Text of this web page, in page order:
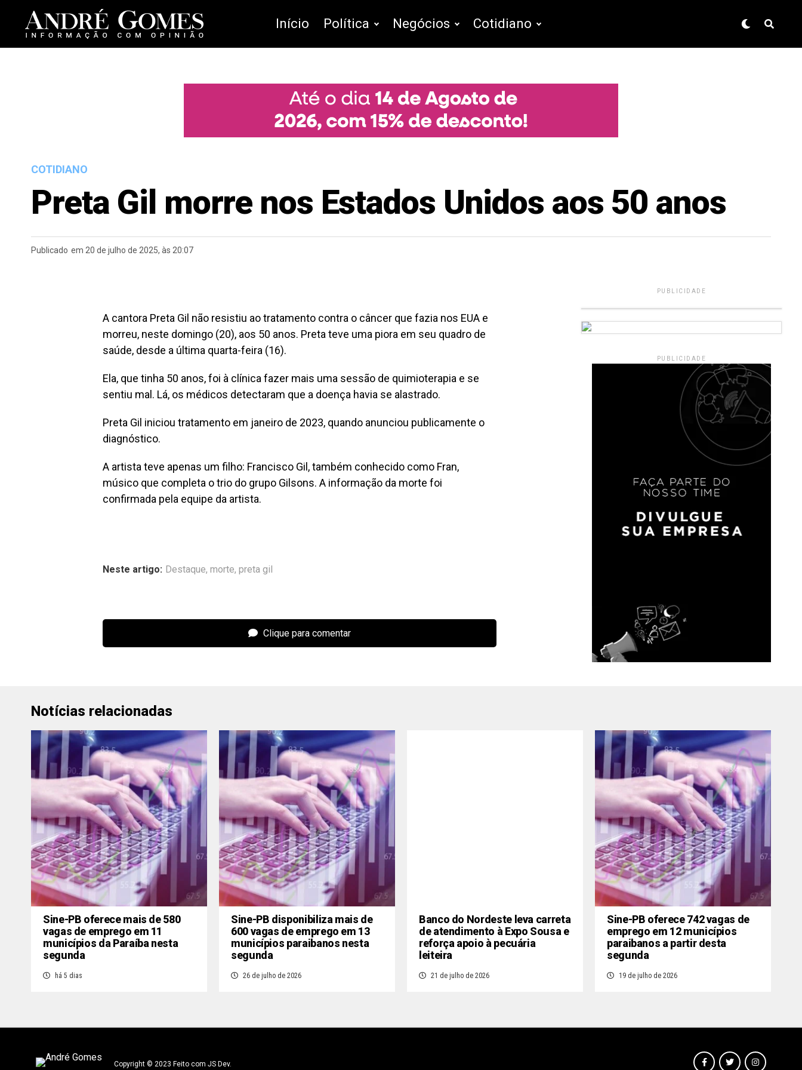
Início Política Negócios Cotidiano
COTIDIANO
Preta Gil morre nos Estados Unidos aos 50 anos
Publicado em 20 de julho de 2025, às 20:07
A cantora Preta Gil não resistiu ao tratamento contra o câncer que fazia nos EUA e
morreu, neste domingo (20), aos 50 anos. Preta teve uma piora em seu quadro de
saúde, desde a última quarta-feira (16).
Ela, que tinha 50 anos, foi à clínica fazer mais uma sessão de quimioterapia e se
sentiu mal. Lá, os médicos detectaram que a doença havia se alastrado.
Preta Gil iniciou tratamento em janeiro de 2023, quando anunciou publicamente o
diagnóstico.
A artista teve apenas um filho: Francisco Gil, também conhecido como Fran,
músico que completa o trio do grupo Gilsons. A informação da morte foi
confirmada pela equipe da artista.
Neste artigo: Destaque, morte, preta gil
Clique para comentar
PUBLICIDADE
PUBLICIDADE
Notícias relacionadas
Sine-PB oferece mais de 580
vagas de emprego em 11
municípios da Paraíba nesta
segunda
há 5 dias
Sine-PB disponibiliza mais de
600 vagas de emprego em 13
municípios paraibanos nesta
segunda
26 de julho de 2026
Banco do Nordeste leva carreta
de atendimento à Expo Sousa e
reforça apoio à pecuária
leiteira
21 de julho de 2026
Sine-PB oferece 742 vagas de
emprego em 12 municípios
paraibanos a partir desta
segunda
19 de julho de 2026
Copyright © 2023 Feito com JS Dev.